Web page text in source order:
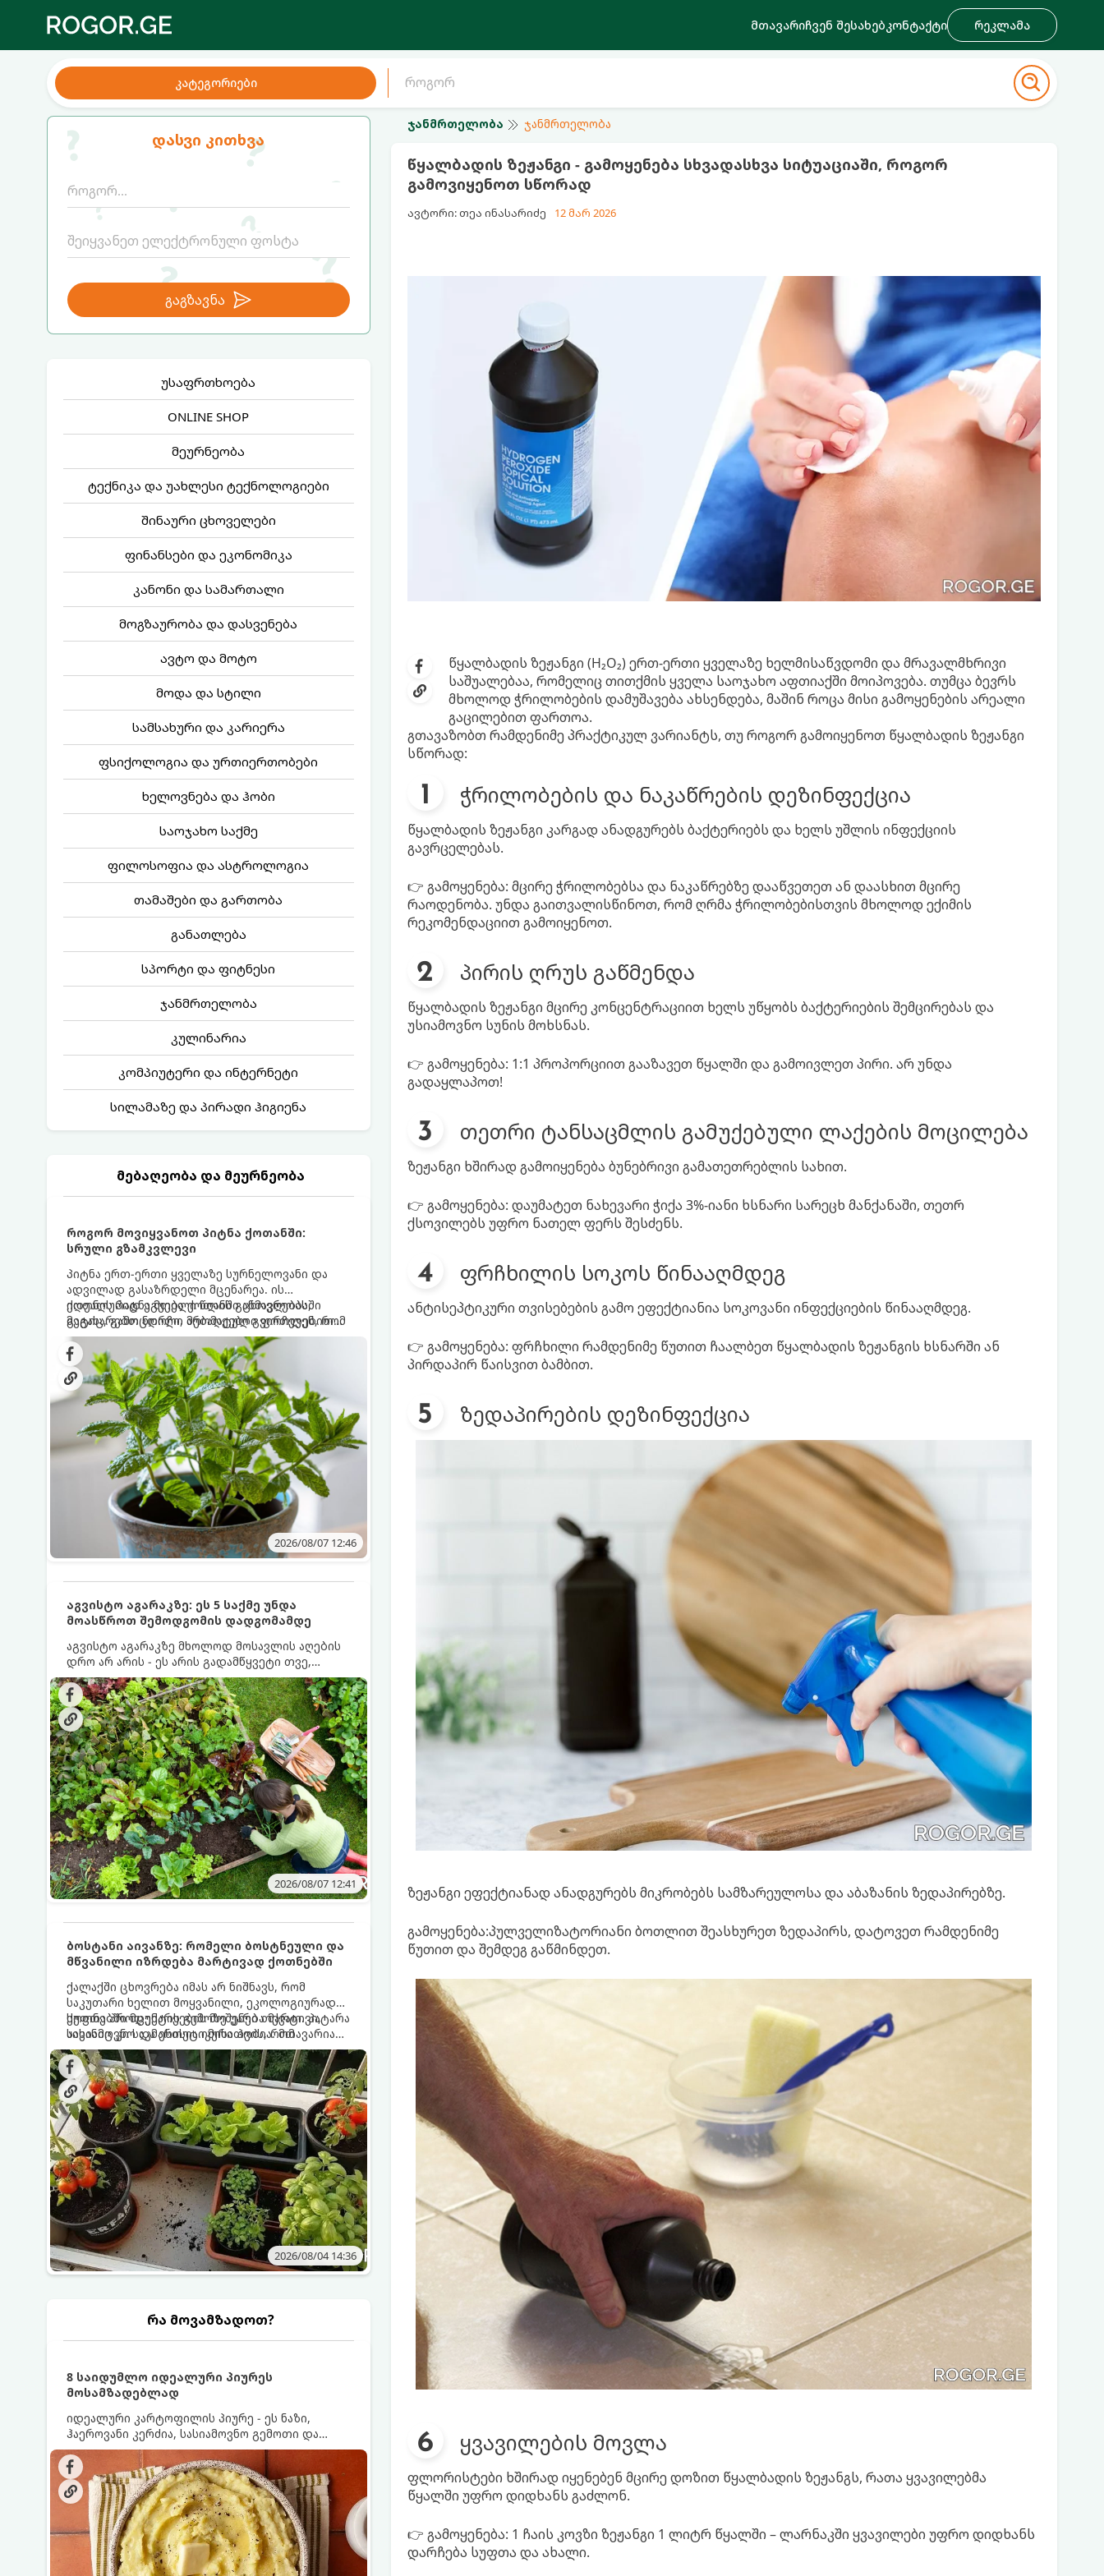
მთავარიჩვენ შესახებკონტაქტი რეკლამა
კატეგორიები
დასვი კითხვა
გაგზავნა
უსაფრთხოება
ONLINE SHOP
მეურნეობა
ტექნიკა და უახლესი ტექნოლოგიები
შინაური ცხოველები
ფინანსები და ეკონომიკა
კანონი და სამართალი
მოგზაურობა და დასვენება
ავტო და მოტო
მოდა და სტილი
სამსახური და კარიერა
ფსიქოლოგია და ურთიერთობები
ხელოვნება და ჰობი
საოჯახო საქმე
ფილოსოფია და ასტროლოგია
თამაშები და გართობა
განათლება
სპორტი და ფიტნესი
ჯანმრთელობა
კულინარია
კომპიუტერი და ინტერნეტი
სილამაზე და პირადი ჰიგიენა
მებაღეობა და მეურნეობა
როგორ მოვიყვანოთ პიტნა ქოთანში:
სრული გზამკვლევი
პიტნა ერთ-ერთი ყველაზე სურნელოვანი და
ადვილად გასაზრდელი მცენარეა. ის
იდეალურად ეგუება ქოთანში ცხოვრებას,
მეტიც, გამოცდილი მებაღეები გვირჩევენ, რომ
პიტნა მხოლოდ ქოთანში მოვიყვანოთ, რადგან
ღია გრუნტში (ბაღში) დარგვისას ის ფესვებით
ძალიან სწრაფად ვრცელდება და სხვა
მცენარეებს ავიწროებს.
ქოთნის პიტნა მთელი წლის განმავლობაში
გაგახარებთ ნორჩი, არომატული ფოთლებით
ჩაის, ლიმონათისა თუ კერძებისთვის.
2026/08/07 12:46
აგვისტო აგარაკზე: ეს 5 საქმე უნდა
მოასწროთ შემოდგომის დადგომამდე
აგვისტო აგარაკზე მხოლოდ მოსავლის აღების
დრო არ არის - ეს არის გადამწყვეტი თვე,
როდესაც საფუძველი ეყრება მომავალი წლის
მოსავალს და ბაღი მზადდება შემოდგომა-
ზამთრის სეზონისთვის. იმისათვის, რომ
ნიადაგმა ენერგია აღიდგინოს, ხოლო
მცენარეებმა ზამთარს გაუძლონ, აგვისტოს
ბოლომდე 5 მნიშვნელოვანი საქმის გაკეთება
უნდა მოასწროთ:
2026/08/07 12:41
ბოსტანი აივანზე: რომელი ბოსტნეული და
მწვანილი იზრდება მარტივად ქოთნებში
ქალაქში ცხოვრება იმას არ ნიშნავს, რომ
საკუთარი ხელით მოყვანილი, ეკოლოგიურად
სუფთა პროდუქტის გემოზე უარი თქვათ. პატარა
აივანიც კი საკმარისია იმისათვის, რომ
მოიწყოთ მინი-ბოსტანი, საიდანაც
ყოველდღიურად ახალ, არომატულ მწვანილსა
და ბოსტნეულს მოკრეფთ.
ქოთნებში მცენარეების მოშენება მარტივი,
სასიამოვნო და ესთეტიკური ჰობია. მთავარია
იცოდეთ, რომელი კულტურები ეგუებიან
ქოთნის პირობებს ყველაზე კარგად და როგორ
მოუაროთ მათ სწორად.
2026/08/04 14:36
რა მოვამზადოთ?
8 საიდუმლო იდეალური პიურეს
მოსამზადებლად
იდეალური კარტოფილის პიურე - ეს ნაზი,
ჰაეროვანი კერძია, სასიამოვნო გემოთი და
ნაღების-მოყვითალო ფერით. მისი მომზადება
ძალიან მარტივია, მაგრამ არსებობს რამდენიმე
საიდუმლო, რომლებიც უნდა იცოდეთ, რომ
პიურე იდეალურად გემრიელი გამოვიდეს.
ჯანმრთელობა ჯანმრთელობა
წყალბადის ზეჟანგი - გამოყენება სხვადასხვა სიტუაციაში, როგორ
გამოვიყენოთ სწორად
ავტორი: თეა ინასარიძე 12 მარ 2026
წყალბადის ზეჟანგი (H₂O₂) ერთ-ერთი ყველაზე ხელმისაწვდომი და მრავალმხრივი
საშუალებაა, რომელიც თითქმის ყველა საოჯახო აფთიაქში მოიპოვება. თუმცა ბევრს
მხოლოდ ჭრილობების დამუშავება ახსენდება, მაშინ როცა მისი გამოყენების არეალი
გაცილებით ფართოა.
გთავაზობთ რამდენიმე პრაქტიკულ ვარიანტს, თუ როგორ გამოიყენოთ წყალბადის ზეჟანგი
სწორად:
ჭრილობების და ნაკაწრების დეზინფექცია
წყალბადის ზეჟანგი კარგად ანადგურებს ბაქტერიებს და ხელს უშლის ინფექციის
გავრცელებას.
👉 გამოყენება: მცირე ჭრილობებსა და ნაკაწრებზე დააწვეთეთ ან დაასხით მცირე
რაოდენობა. უნდა გაითვალისწინოთ, რომ ღრმა ჭრილობებისთვის მხოლოდ ექიმის
რეკომენდაციით გამოიყენოთ.
პირის ღრუს გაწმენდა
წყალბადის ზეჟანგი მცირე კონცენტრაციით ხელს უწყობს ბაქტერიების შემცირებას და
უსიამოვნო სუნის მოხსნას.
👉 გამოყენება: 1:1 პროპორციით გააზავეთ წყალში და გამოივლეთ პირი. არ უნდა
გადაყლაპოთ!
თეთრი ტანსაცმლის გამუქებული ლაქების მოცილება
ზეჟანგი ხშირად გამოიყენება ბუნებრივი გამათეთრებლის სახით.
👉 გამოყენება: დაუმატეთ ნახევარი ჭიქა 3%-იანი ხსნარი სარეცხ მანქანაში, თეთრ
ქსოვილებს უფრო ნათელ ფერს შესძენს.
ფრჩხილის სოკოს წინააღმდეგ
ანტისეპტიკური თვისებების გამო ეფექტიანია სოკოვანი ინფექციების წინააღმდეგ.
👉 გამოყენება: ფრჩხილი რამდენიმე წუთით ჩაალბეთ წყალბადის ზეჟანგის ხსნარში ან
პირდაპირ წაისვით ბამბით.
ზედაპირების დეზინფექცია
ზეჟანგი ეფექტიანად ანადგურებს მიკრობებს სამზარეულოსა და აბაზანის ზედაპირებზე.
გამოყენება:პულველიზატორიანი ბოთლით შეასხურეთ ზედაპირს, დატოვეთ რამდენიმე
წუთით და შემდეგ გაწმინდეთ.
ყვავილების მოვლა
ფლორისტები ხშირად იყენებენ მცირე დოზით წყალბადის ზეჟანგს, რათა ყვავილებმა
წყალში უფრო დიდხანს გაძლონ.
👉 გამოყენება: 1 ჩაის კოვზი ზეჟანგი 1 ლიტრ წყალში – ლარნაკში ყვავილები უფრო დიდხანს
დარჩება სუფთა და ახალი.